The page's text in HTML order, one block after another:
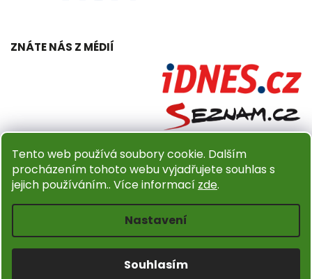
Tento web používá soubory cookie. Dalším
procházením tohoto webu vyjadřujete souhlas s
jejich používáním.. Více informací zde.
Nastavení
Souhlasím
ZNÁTE NÁS Z MÉDIÍ
Copyright 2026Dřevěný obchůdek Amadea.cz. Všechna
práva vyhrazena.
Upravit nastavení cookies